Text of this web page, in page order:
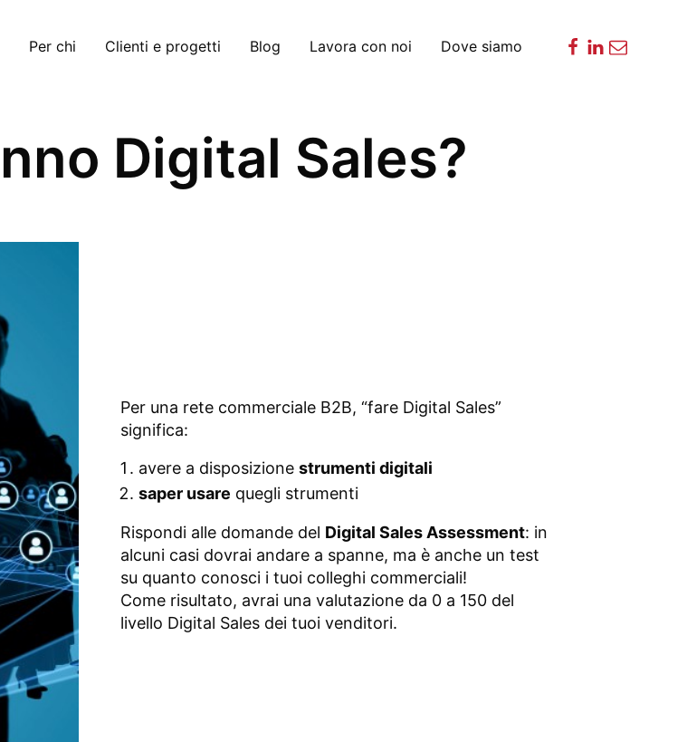
Per chi Clienti e progetti Blog Lavora con noi Dove siamo
Digital Sales?
Per una rete commerciale B2B, “fare Digital Sales”
significa:
avere a disposizionestrumenti digitali
saper usare quegli strumenti
Rispondi alle domande del Digital Sales Assessment: in
alcuni casi dovrai andare a spanne, ma è anche un test
su quanto conosci i tuoi colleghi commerciali!
Come risultato, avrai una valutazione da 0 a 150 del
livello Digital Sales dei tuoi venditori.